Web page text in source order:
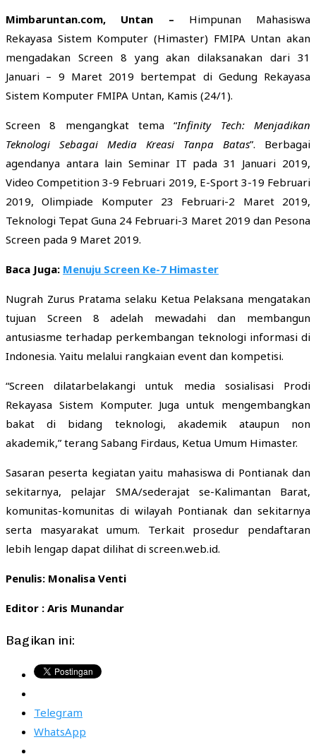
Mimbaruntan.com, Untan – Himpunan Mahasiswa
Rekayasa Sistem Komputer (Himaster) FMIPA Untan akan
mengadakan Screen 8 yang akan dilaksanakan dari 31
Januari – 9 Maret 2019 bertempat di Gedung Rekayasa
Sistem Komputer FMIPA Untan, Kamis (24/1).
Screen 8 mengangkat tema “Infinity Tech: Menjadikan
Teknologi Sebagai Media Kreasi Tanpa Batas”. Berbagai
agendanya antara lain Seminar IT pada 31 Januari 2019,
Video Competition 3-9 Februari 2019, E-Sport 3-19 Februari
2019, Olimpiade Komputer 23 Februari-2 Maret 2019,
Teknologi Tepat Guna 24 Februari-3 Maret 2019 dan Pesona
Screen pada 9 Maret 2019.
Baca Juga: Menuju Screen Ke-7 Himaster
Nugrah Zurus Pratama selaku Ketua Pelaksana mengatakan
tujuan Screen 8 adelah mewadahi dan membangun
antusiasme terhadap perkembangan teknologi informasi di
Indonesia. Yaitu melalui rangkaian event dan kompetisi.
“Screen dilatarbelakangi untuk media sosialisasi Prodi
Rekayasa Sistem Komputer. Juga untuk mengembangkan
bakat di bidang teknologi, akademik ataupun non
akademik,” terang Sabang Firdaus, Ketua Umum Himaster.
Sasaran peserta kegiatan yaitu mahasiswa di Pontianak dan
sekitarnya, pelajar SMA/sederajat se-Kalimantan Barat,
komunitas-komunitas di wilayah Pontianak dan sekitarnya
serta masyarakat umum. Terkait prosedur pendaftaran
lebih lengap dapat dilihat di screen.web.id.
Penulis: Monalisa Venti
Editor : Aris Munandar
Bagikan ini:
Telegram
WhatsApp